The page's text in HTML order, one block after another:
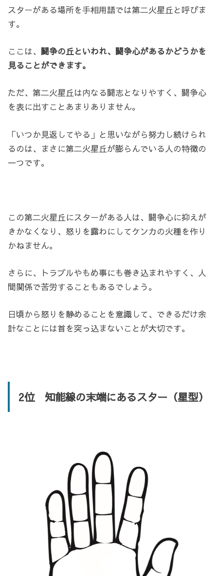
スターがある場所を手相用語では第二火星丘と呼びま
す。
ここは、 闘争の丘といわれ、闘争心があるかどうかを
見ることができます。
ただ、第二火星丘は内なる闘志となりやすく、闘争心
を表に出すことあまりありません。
「いつか見返してやる」と思いながら努力し続けられ
るのは、まさに第二火星丘が膨らんでいる人の特徴の
一つです。
この第二火星丘にスターがある人は、闘争心に抑えが
きかなくなり、怒りを露わにしてケンカの火種を作り
かねません。
さらに、トラブルやもめ事にも巻き込まれやすく、人
間関係で苦労することもあるでしょう。
日頃から怒りを静めることを意識して、できるだけ余
計なことには首を突っ込まないことが大切です。
2位 知能線の末端にあるスター（星型）